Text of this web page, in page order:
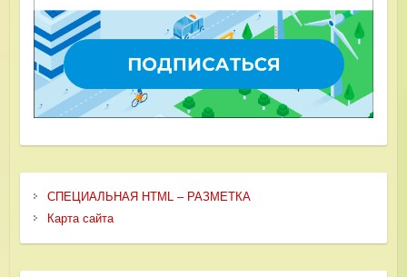
СПЕЦИАЛЬНАЯ HTML – РАЗМЕТКА
Карта сайта